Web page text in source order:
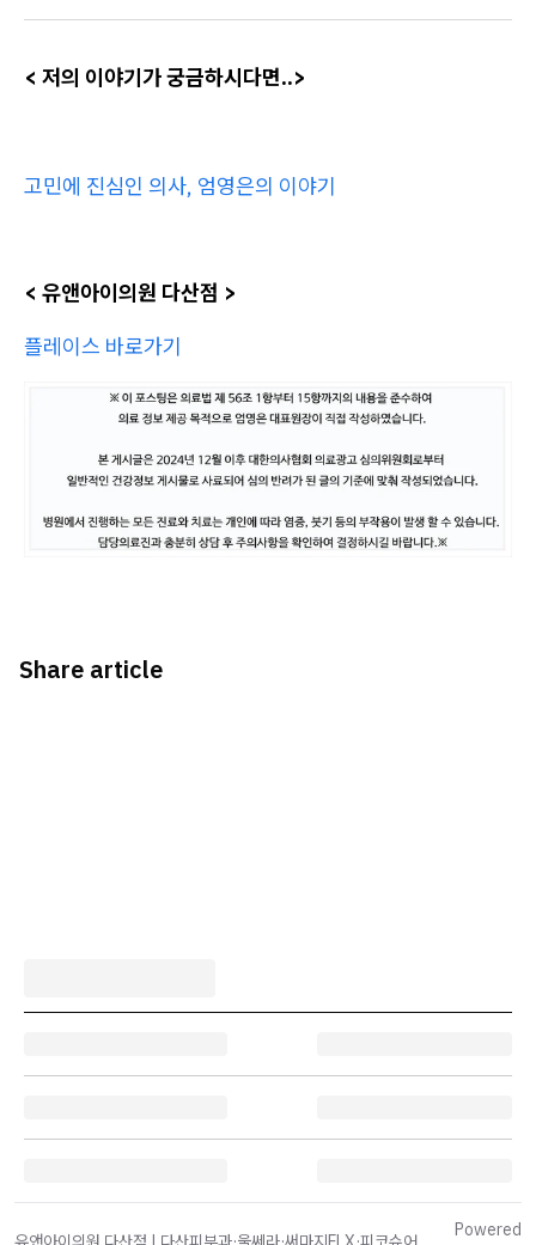
​< 저의 이야기가 궁금하시다면..>
고민에 진심인 의사, 엄영은의 이야기
​< 유앤아이의원 다산점 >
플레이스 바로가기
Share article
Powered